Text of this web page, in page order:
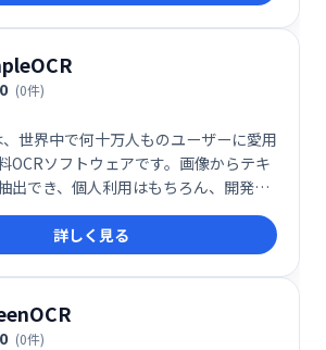
(0件)
世界中で何十万人ものユーザーに愛用
OCRソフトウェアです。画像からテキ
出でき、個人利用はもちろん、開発者
リティフリーのSDKも提供していま
機能を利用したい方、独自のアプリケ
機能を組み込みたい開発者の方におす
詳しく見る
(0件)